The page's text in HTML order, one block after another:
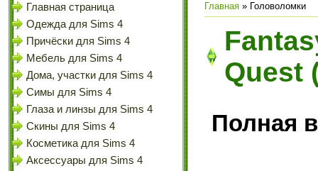
Главная страница
Одежда для Sims 4
Причёски для Sims 4
Мебель для Sims 4
Дома, участки для Sims 4
Симы для Sims 4
Глаза и линзы для Sims 4
Скины для Sims 4
Косметика для Sims 4
Аксессуары для Sims 4
Главная » Головоломки
Quest
Полная